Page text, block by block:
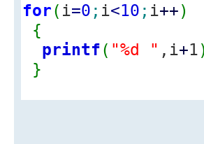
for( i=0 ; i<10 ; i++)
{
printf( "%d " ,i+1)
}